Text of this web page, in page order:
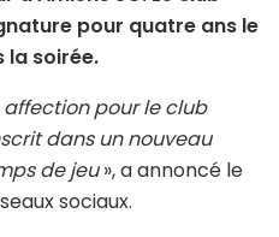
pour quatre ans le
la soirée.
affection pour le club
dans un nouveau
de jeu», a annoncé le
sociaux.